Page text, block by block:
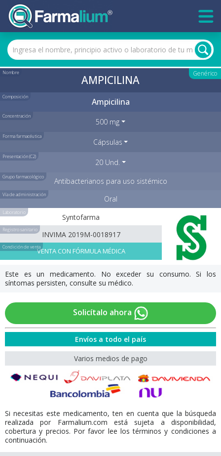
Nombre Genérico
AMPICILINA
Composición Ampicilina
Concentración
500 mg
Forma farmacéutica
Cápsulas
Presentación (C2)
20 Und.
Grupo farmacológico Antibacterianos para uso sistémico
Vía de administración Oral
Laboratorio
Syntofarma
Registro sanitario
INVIMA 2019M-0018917
Condición de ventaVENTA CON FÓRMULA MÉDICA
Este es un medicamento. No exceder su consumo. Si los
síntomas persisten, consulte su médico.
Solicítalo ahora
Envíos a todo el país
Varios medios de pago
Si necesitas este medicamento, ten en cuenta que la búsqueda
realizada por Farmalium.com está sujeta a disponibilidad,
cobertura y precios. Por favor lee los términos y condiciones a
continuación.